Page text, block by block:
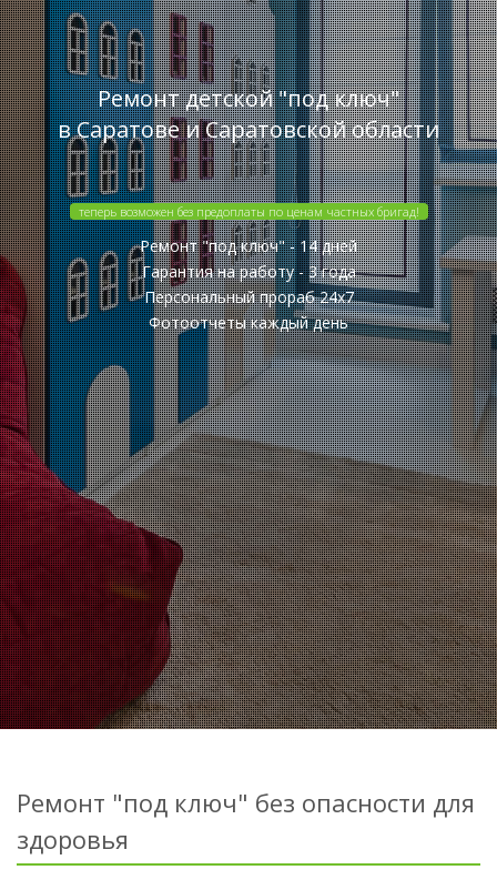
Ремонт детской "под ключ"
в Саратове и Саратовской области
теперь возможен без предоплаты по ценам частных бригад!
Ремонт "под ключ" - 14 дней
Гарантия на работу - 3 года
Персональный прораб 24x7
Фотоотчеты каждый день
Ремонт "под ключ" без опасности для
здоровья